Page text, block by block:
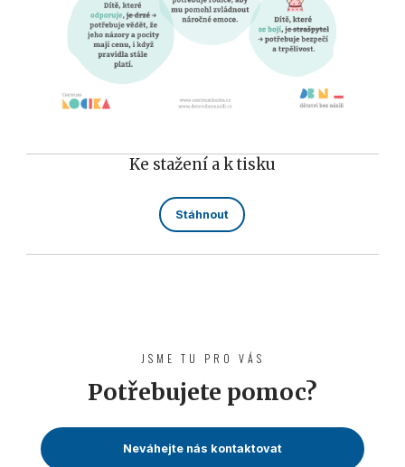
Ke stažení a k tisku
Stáhnout
JSME TU PRO VÁS
Potřebujete pomoc?
Neváhejte nás kontaktovat